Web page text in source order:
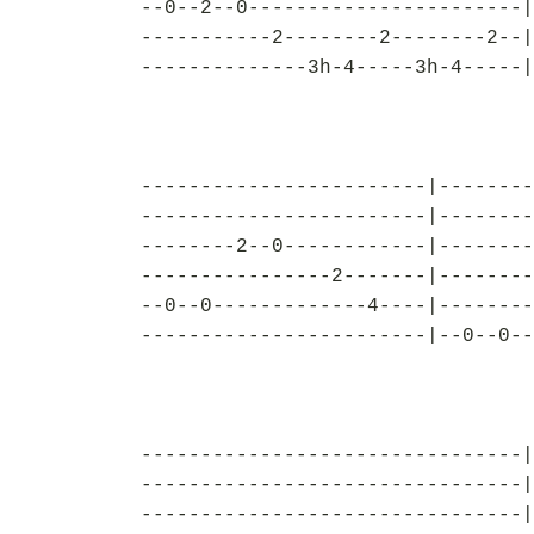
--0--2--
-----------2--------2--------2--
--------------3h-4-----3h-
------------------------
------------------------
--------2--0------------
----------------2-------
--0--0-------------4----
------------------------|--0--0--
--------------------------------
--------------------------------
--------------------------------